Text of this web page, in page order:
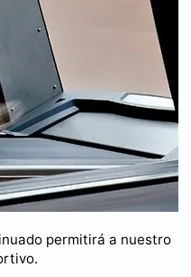
permitirá a nuestro